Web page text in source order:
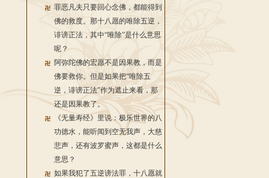
罪恶凡夫只要回心念佛，都能得到
佛的救度。那十八愿的唯除五逆，
诽谤正法，其中“唯除”是什么意思
呢？
阿弥陀佛的宏愿不是因果教，而是
佛要救你。但是如果把“唯除五
逆，诽谤正法”作为遮止来看，那
还是因果教了。
《无量寿经》里说：极乐世界的八
功德水，能听闻到空无我声，大慈
悲声，还有波罗蜜声，这都是什么
意思？
如果我犯了五逆谤法罪，十八愿就